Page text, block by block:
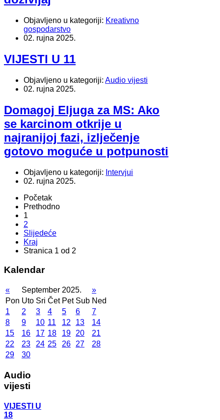
Objavljeno u kategoriji: Kreativno
gospodarstvo
02. rujna 2025.
VIJESTI U 11
Objavljeno u kategoriji: Audio vijesti
02. rujna 2025.
Domagoj Eljuga za MS: Ako
se karcinom otkrije u
najranijoj fazi, izlječenje
gotovo moguće u potpunosti
Objavljeno u kategoriji: Intervjui
02. rujna 2025.
Početak
Prethodno
1
2
Slijedeće
Kraj
Stranica 1 od 2
Kalendar
« September 2025.
»
Pon Uto Sri Čet Pet Sub Ned
1
2 3 4 5 6
7
8
9 10 11 12 13
14
15
16 17 18 19 20
21
22
23 24 25 26 27
28
29
30
Audio
vijesti
VIJESTI U
18